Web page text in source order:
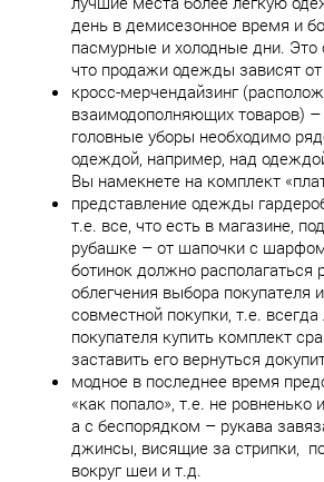
день в демисезонное время и
пасмурные и холодные дни. Это
что продажи одежды зависят
кросс-мерчендайзинг
взаимодополняющих товаров) –
головные уборы необходимо
одеждой, например, над
Вы намекнете на комплект
представление одежды
т.е. все, что есть в магазине,
рубашке – от шапочки с
ботинок должно располагаться
облегчения выбора покупателя
совместной покупки, т.е. всегда
покупателя купить комплект
заставить его вернуться
модное в последнее время
«как попало», т.е. не ровненько
а с беспорядком – рукава
джинсы, висящие за стрипки,
вокруг шеи и т.д.